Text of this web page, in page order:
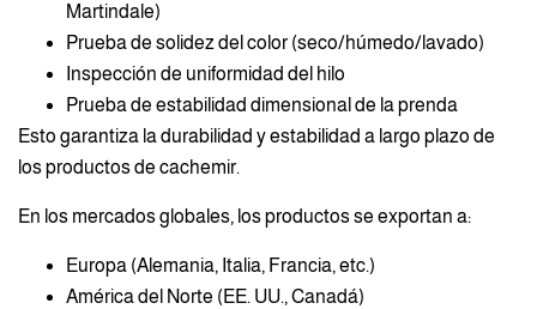
Martindale)
Prueba de solidez del color (seco/húmedo/lavado)
Inspección de uniformidad del hilo
Prueba de estabilidad dimensional de la prenda
Esto garantiza la durabilidad y estabilidad a largo plazo de
los productos de cachemir.
En los mercados globales, los productos se exportan a:
Europa (Alemania, Italia, Francia, etc.)
América del Norte (EE. UU., Canadá)